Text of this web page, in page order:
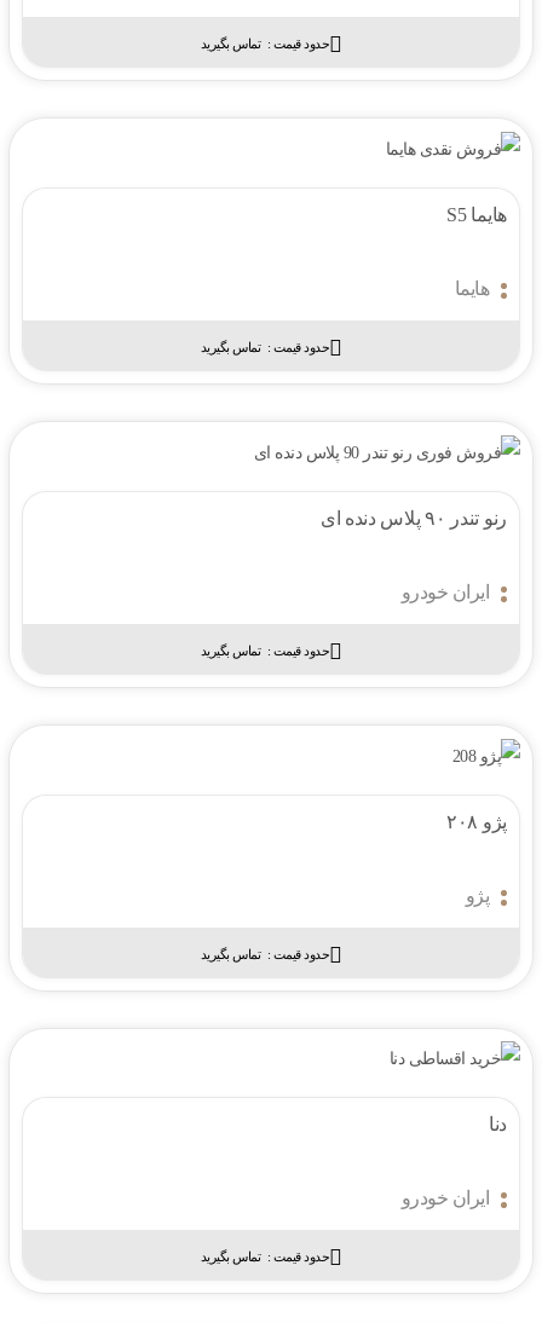
حدود قیمت :‌ تماس بگیرید
هایما S5
هایما
حدود قیمت :‌ تماس بگیرید
رنو تندر ۹۰ پلاس دنده ای
ایران خودرو
حدود قیمت :‌ تماس بگیرید
پژو ۲۰۸
پژو
حدود قیمت :‌ تماس بگیرید
دنا
ایران خودرو
حدود قیمت :‌ تماس بگیرید